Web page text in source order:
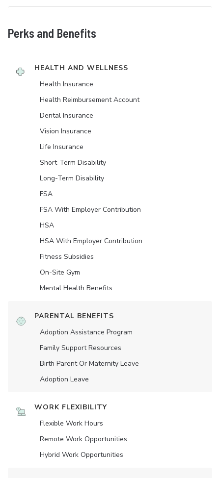
Perks and Benefits
HEALTH AND WELLNESS
Health Insurance
Health Reimbursement Account
Dental Insurance
Vision Insurance
Life Insurance
Short-Term Disability
Long-Term Disability
FSA
FSA With Employer Contribution
HSA
HSA With Employer Contribution
Fitness Subsidies
On-Site Gym
Mental Health Benefits
PARENTAL BENEFITS
Adoption Assistance Program
Family Support Resources
Birth Parent Or Maternity Leave
Adoption Leave
WORK FLEXIBILITY
Flexible Work Hours
Remote Work Opportunities
Hybrid Work Opportunities